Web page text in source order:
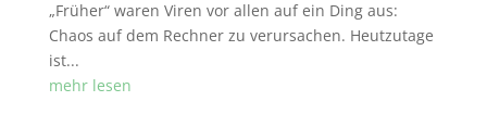
„Früher“ waren Viren vor allen auf ein Ding aus:
Chaos auf dem Rechner zu verursachen. Heutzutage
ist...
mehr lesen